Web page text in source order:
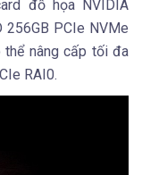
đồ họa NVIDIA
256GB PCIe NVMe
thể nâng cấp tối đa
RAI0.